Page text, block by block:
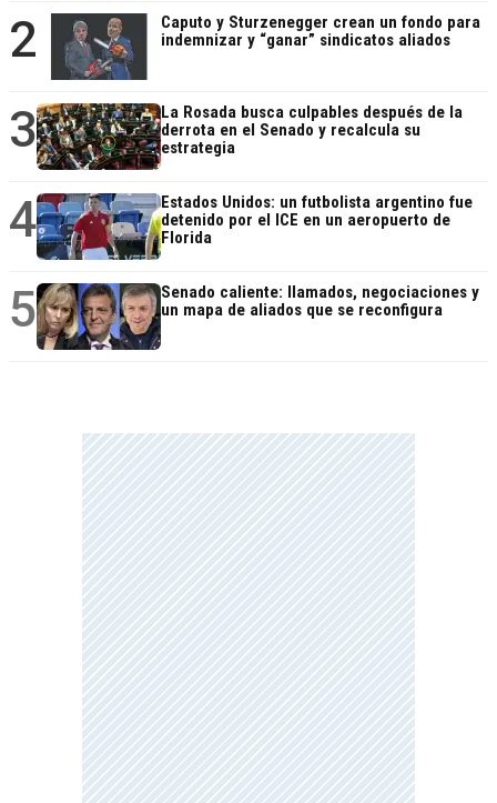
2
Caputo y Sturzenegger crean un fondo para
indemnizar y “ganar” sindicatos aliados
3
La Rosada busca culpables después de la
derrota en el Senado y recalcula su
estrategia
4
Estados Unidos: un futbolista argentino fue
detenido por el ICE en un aeropuerto de
Florida
5
Senado caliente: llamados, negociaciones y
un mapa de aliados que se reconfigura